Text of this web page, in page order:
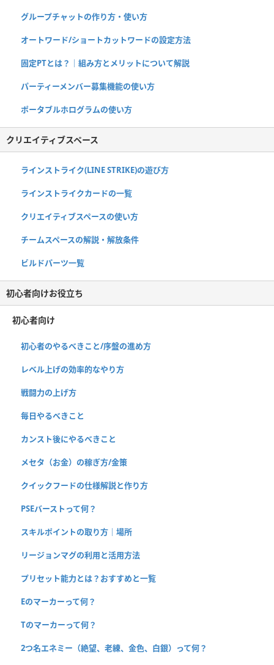
グループチャットの作り方・使い方
オートワード/ショートカットワードの設定方法
固定PTとは？｜組み方とメリットについて解説
パーティーメンバー募集機能の使い方
ポータブルホログラムの使い方
クリエイティブスペース
ラインストライク(LINE STRIKE)の遊び方
ラインストライクカードの一覧
クリエイティブスペースの使い方
チームスペースの解説・解放条件
ビルドパーツ一覧
初心者向けお役立ち
初心者向け
初心者のやるべきこと/序盤の進め方
レベル上げの効率的なやり方
戦闘力の上げ方
毎日やるべきこと
カンスト後にやるべきこと
メセタ（お金）の稼ぎ方/金策
クイックフードの仕様解説と作り方
PSEバーストって何？
スキルポイントの取り方｜場所
リージョンマグの利用と活用方法
プリセット能力とは？おすすめと一覧
Eのマーカーって何？
Tのマーカーって何？
2つ名エネミー（絶望、老練、金色、白銀）って何？